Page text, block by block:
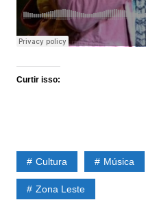
Curtir isso:
Cultura Música
Zona Leste